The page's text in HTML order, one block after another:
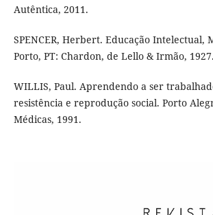
Autêntica, 2011.
SPENCER, Herbert. Educação Intelectual,
Porto, PT: Chardon, de Lello & Irmão, 1927.
WILLIS, Paul. Aprendendo a ser
resistência e reprodução social. Porto
Médicas, 1991.